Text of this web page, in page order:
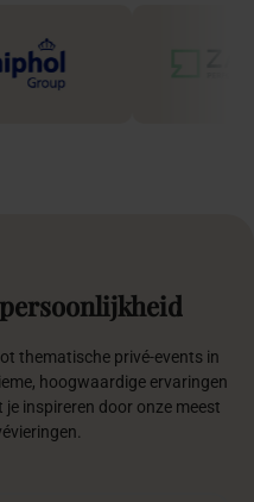
persoonlijkheid
thematische privé-events in
hoogwaardige ervaringen
inspireren door onze meest